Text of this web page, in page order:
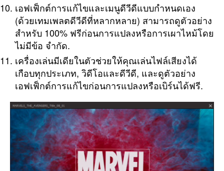
เอฟเฟ็กต์การแก้ไขและเมนูดีวีดีแบบกำหนดเอง
(ด้วยเทมเพลตดีวีดีที่หลากหลาย) สามารถดูตัวอย่าง
สำหรับ 100% ฟรีก่อนการแปลงหรือการเผาไหม้โดย
ไม่มีข้อ จำกัด.
เครื่องเล่นมีเดียในตัวช่วยให้คุณเล่นไฟล์เสียงได้
เกือบทุกประเภท, วิดีโอและดีวีดี, และดูตัวอย่าง
เอฟเฟ็กต์การแก้ไขก่อนการแปลงหรือเบิร์นได้ฟรี.